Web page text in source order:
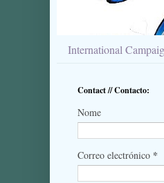
International
Contact // Contacto:
Nome
Correo electrónico *